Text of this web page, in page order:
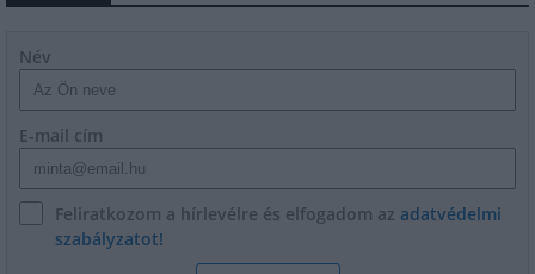
Név
E-mail cím
Feliratkozom a hírlevélre és elfogadom az adatvédelmi
szabályzatot!